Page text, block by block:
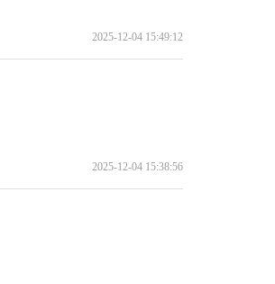
2025-12-04 15:49:12
2025-12-04 15:38:56